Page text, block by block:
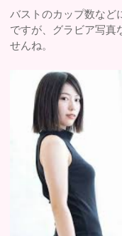
バストのカップ数など
ですが、グラビア写真
せんね。